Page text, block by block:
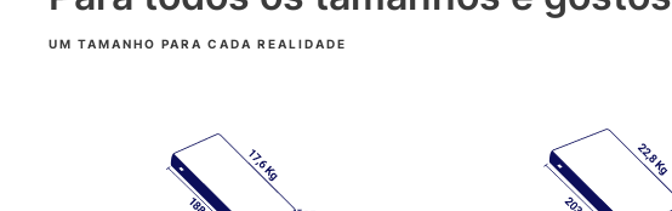
UM TAMANHO PARA CADA REALIDADE